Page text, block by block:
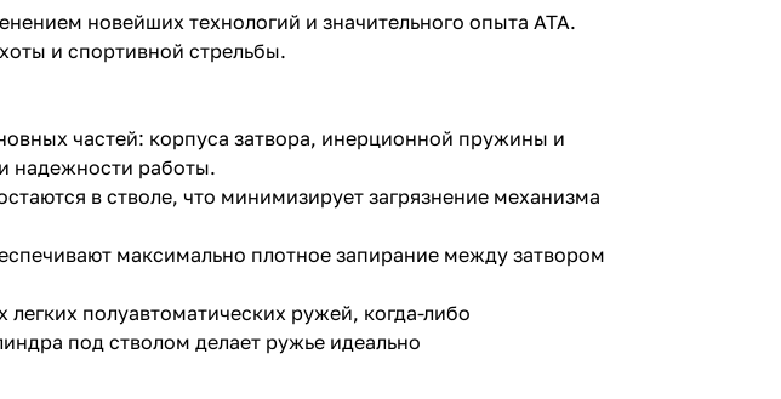
новейших технологий и значительного опыта ATA.
и спортивной стрельбы.
частей: корпуса затвора, инерционной пружины и
надежности работы.
в стволе, что минимизирует загрязнение механизма
максимально плотное запирание между затвором
полуавтоматических ружей, когда-либо
под стволом делает ружье идеально